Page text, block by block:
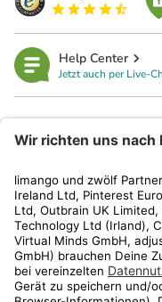
Help Center
Jetzt auch per Live-
Kundenservice
Shop
Aktionen